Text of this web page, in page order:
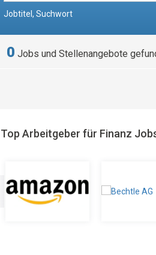
Jobtitel, Suchwort
0 Jobs und Stellenangebote
Top Arbeitgeber für Finanz